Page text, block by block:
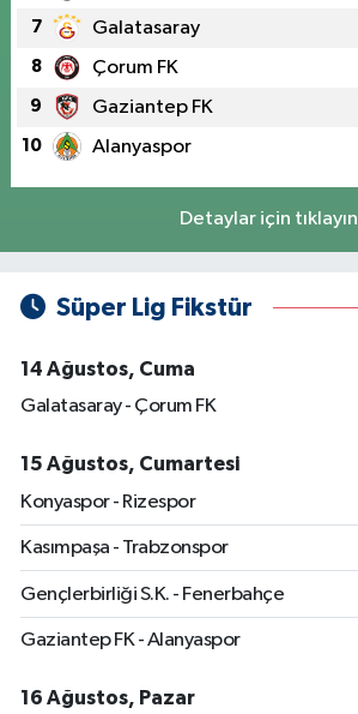
7 Galatasaray
8 Çorum FK
9 Gaziantep FK
10 Alanyaspor
Detaylar için tıklayın
Süper Lig Fikstür
14 Ağustos, Cuma
Galatasaray - Çorum FK
15 Ağustos, Cumartesi
Konyaspor - Rizespor
Kasımpaşa - Trabzonspor
Gençlerbirliği S.K. - Fenerbahçe
Gaziantep FK - Alanyaspor
16 Ağustos, Pazar